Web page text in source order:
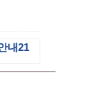
내21